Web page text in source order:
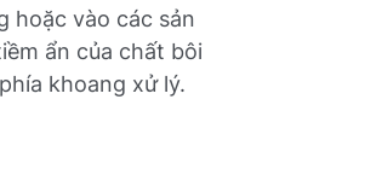
hoặc vào các sản
ẩn của chất bôi
khoang xử lý.